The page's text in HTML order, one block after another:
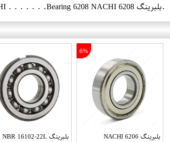
.بلبرینگ 6208 NACHI . . . . . . .Bearing 6208 NACHI
6%
بلبرینگ 6206 NACHI بلبرینگ NBR 16102-22L